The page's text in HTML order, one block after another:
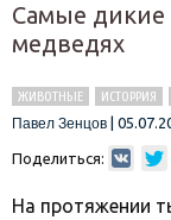
Самые дикие
медведях
ЖИВОТНЫЕ ИСТОРРИЯ
Павел Зенцов
Поделиться:
На протяжении